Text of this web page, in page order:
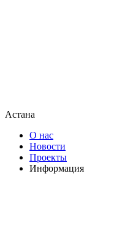
Астана
О нас
Новости
Проекты
Информация